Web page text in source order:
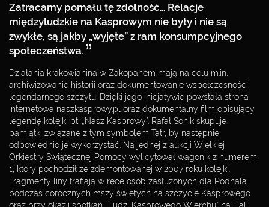
TORZE
BEZPIECZNI NA
DRODZE
FIA GOLDEN
RULES
MULTIMEDIA
PARTNERZY
KONTAKT
DO POBRANIA
Zatracamy pomału tę zdolność… Relacje
międzyludzkie na Kasprowym nie były i nie są
zwykłe, są jakby „wyjęte” z ram konsumpcyjnego
społeczeństwa.
Działania krakowianina w Zakopanem mają na celu m.in.
archiwizowanie historii oraz dokumentowanie współczesności
legendarnego szczytu. Dzięki jego inicjatywie powstała strona
internetowa naszkasprowy.pl oraz dokumentalny film opisujący
legendę kolejki pt. „Nasz Kasprowy”. Rafał Sonik skupuje
pamiątki związane z tym symbolem Tatr, by następnie
odpowiednio je wykorzystać. Na jednej z aukcji Wielkiej
Orkiestry Świątecznej Pomocy wylicytował wagonik z numerem
1, który pochodził ze zdemontowanej w 2007 roku kolejki.
Fragmenty liny trafiają w ręce osób zasłużonych dla Podhala
podczas corocznych mszy świętych na szczycie Kasprowego